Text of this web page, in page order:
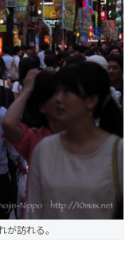
訪れる。